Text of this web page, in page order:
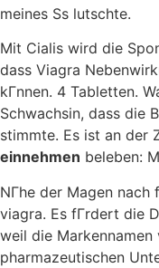
meines Ss lutschte.
Mit Cialis wird die
dass Viagra
kГnnen. 4 Tabletten.
Schwachsin, dass die
stimmte. Es ist an der
einnehmen beleben:
NГhe der Magen
viagra. Es fГrdert die
weil die
pharmazeutischen